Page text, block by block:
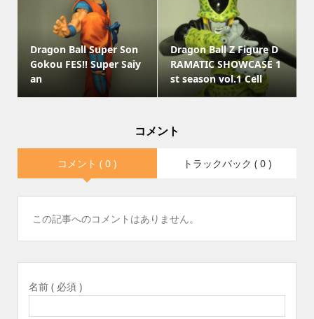
Dragon Ball Super Son
Gokou FES!! Super Saiy
an
Dragon Ball Z Figure D
RAMATIC SHOWCASE 1
st season vol.1 Cell
コメント
コメント ( 0 ) トラックバック ( 0 )
この記事へのコメントはありません。
名前 ( 必須 )